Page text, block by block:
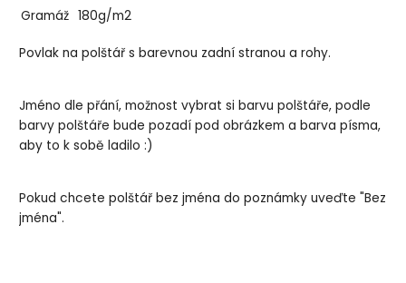
Gramáž 180g/m2
Povlak na polštář s barevnou zadní stranou a rohy.
Jméno dle přání, možnost vybrat si barvu polštáře, podle
barvy polštáře bude pozadí pod obrázkem a barva písma,
aby to k sobě ladilo :)
Pokud chcete polštář bez jména do poznámky uveďte "Bez
jména".